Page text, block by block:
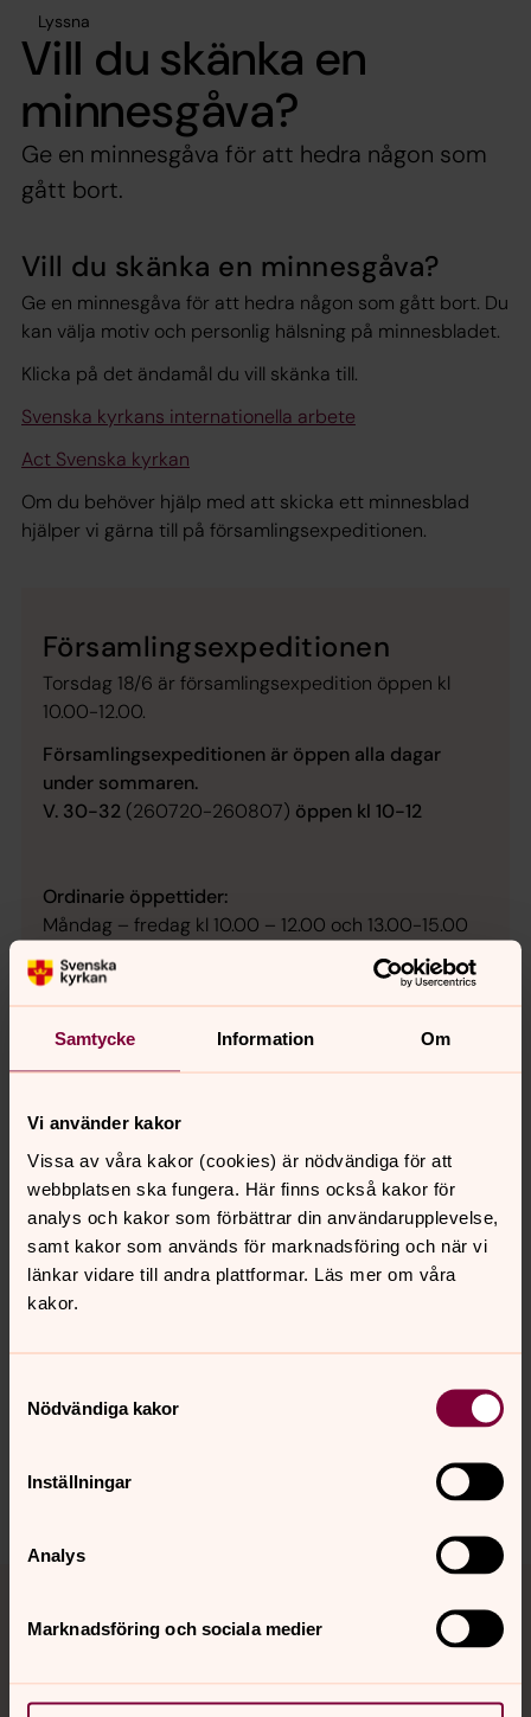
Samtycke Information Om
Vi använder kakor
Vissa av våra kakor (cookies) är nödvändiga för att
webbplatsen ska fungera. Här finns också kakor för
analys och kakor som förbättrar din användarupplevelse,
samt kakor som används för marknadsföring och när vi
länkar vidare till andra plattformar. Läs mer om våra
kakor.
Nödvändiga kakor
Inställningar
Analys
Marknadsföring och sociala medier
Lyssna
Vill du skänka en
minnesgåva?
Ge en minnesgåva för att hedra någon som
gått bort.
Vill du skänka en minnesgåva?
Ge en minnesgåva för att hedra någon som gått bort. Du
kan välja motiv och personlig hälsning på minnesbladet.
Klicka på det ändamål du vill skänka till.
Svenska kyrkans internationella arbete
Act Svenska kyrkan
Om du behöver hjälp med att skicka ett minnesblad
hjälper vi gärna till på församlingsexpeditionen.
Församlingsexpeditionen
Torsdag 18/6 är församlingsexpedition öppen kl
10.00-12.00.
Församlingsexpeditionen är öppen alla dagar
under sommaren.
V. 30-32 (260720-260807) öppen kl 10-12
Ordinarie öppettider:
Måndag – fredag kl 10.00 – 12.00 och 13.00-15.00
Dag före röd dag endast telefontid på förmiddagen.
Adress: Franzéngatan 18, 871 31 Härnösand
E-post: harnosand.pastorat(a)svenskakyrkan.se
www.facebook.com/svenskakyrkanharnosand
Observera att samtliga expeditionsärenden
hanteras vid församlingsexpeditionen vid
domkyrkan, Franzéngatan 18.
innehåll?
Dela
Tillbaka till toppen
Tillbaka till innehållet
Kontakt